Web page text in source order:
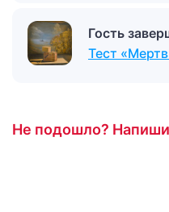
Гость
Тест
Не подошло? Напиши